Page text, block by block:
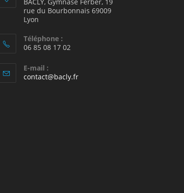
rue du Bourbonnais 69009
Lyon
Téléphone :
06 85 08 17 02
E-mail :
contact@bacly.frS’ouvre